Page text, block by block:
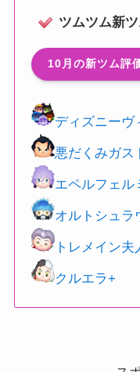
ツムツム新
10月の新ツム評
ディズニーヴ
悪だくみガス
エペルフェル
オルトシュラ
トレメイン夫
クルエラ+